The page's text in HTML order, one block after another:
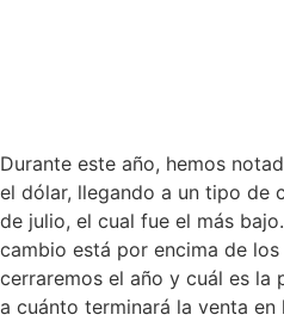
Durante este año, hemos
el dólar, llegando a un tipo de
de julio, el cual fue el más
cambio está por encima de
cerraremos el año y cuál es la
a cuánto terminará la venta en